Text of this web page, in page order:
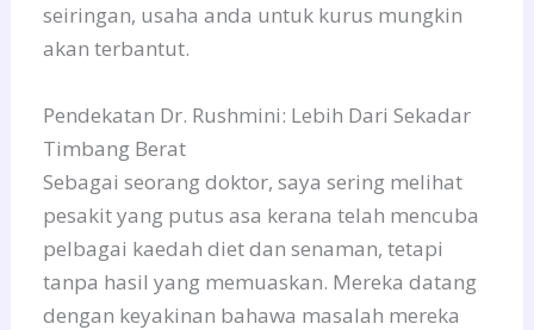
seiringan, usaha anda untuk kurus mungkin
akan terbantut.
Pendekatan Dr. Rushmini: Lebih Dari Sekadar
Timbang Berat
Sebagai seorang doktor, saya sering melihat
pesakit yang putus asa kerana telah mencuba
pelbagai kaedah diet dan senaman, tetapi
tanpa hasil yang memuaskan. Mereka datang
dengan keyakinan bahawa masalah mereka